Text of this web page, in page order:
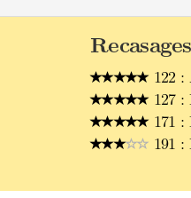
122 :
127 :
171 :
191 :